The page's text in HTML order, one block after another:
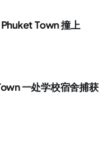
Town 撞上
一处学校宿舍捕获